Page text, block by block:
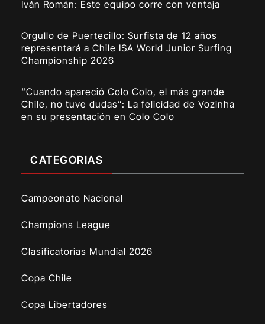
Iván Román: Este equipo corre con ventaja
Orgullo de Puertecillo: Surfista de 12 años
representará a Chile ISA World Junior Surfing
Championship 2026
“Cuando apareció Colo Colo, el más grande
Chile, no tuve dudas”: La felicidad de Vozinha
en su presentación en Colo Colo
CATEGORÍAS
Campeonato Nacional
Champions League
Clasificatorias Mundial 2026
Copa Chile
Copa Libertadores